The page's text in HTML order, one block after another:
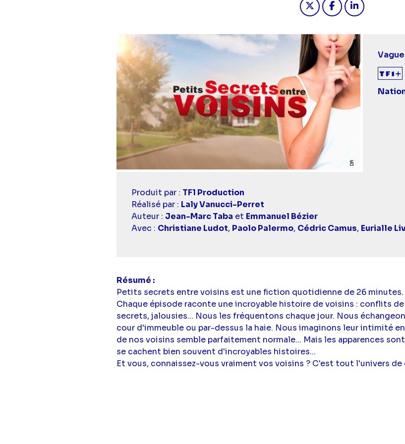
Vague
Casting
simba
Produit par : TF1 Production
Réalisé par : Laly Vanucci-Perret
Auteur : Jean-Marc Taba et Emmanuel Bézier
Avec : Christiane Ludot, Paolo Palermo, Cédric Camus, Eurialle
Résumé
Petits secrets entre voisins est une fiction quotidienne de 26 minutes.
Chaque épisode raconte une incroyable histoire de voisins : conflits
secrets, jalousies... Nous les fréquentons chaque jour. Nous
cour d'immeuble ou par-dessus la haie. Nous imaginons leur intimité
de nos voisins semble parfaitement normale... Mais les apparences
se cachent bien souvent d'incroyables histoires...
Et vous, connaissez-vous vraiment vos voisins ? C'est tout l'univers